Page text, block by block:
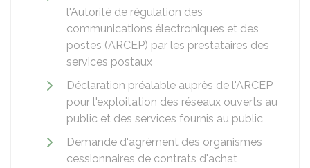
l'Autorité de régulation des
communications électroniques et des
postes (ARCEP) par les prestataires des
services postaux
Déclaration préalable auprès de l'ARCEP
pour l'exploitation des réseaux ouverts au
public et des services fournis au public
Demande d'agrément des organismes
cessionnaires de contrats d'achat